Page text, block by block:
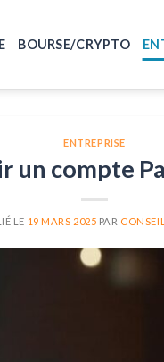
BOURSE/CRYPTO
ENTREPRISE
un compte
LE 19 MARS 2025 PAR